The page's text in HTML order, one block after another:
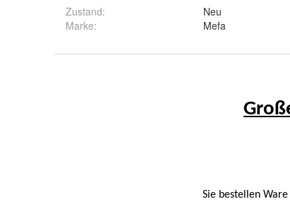
Zustand:
Neu
Marke:
Mefa